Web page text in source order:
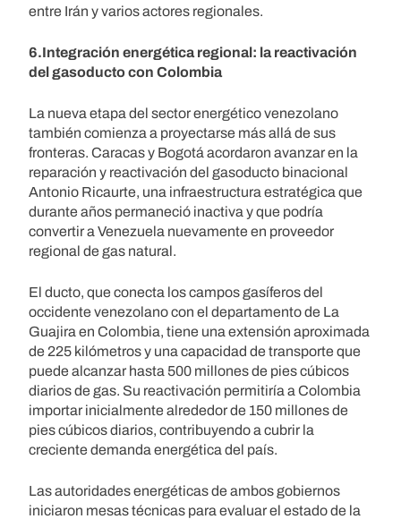
entre Irán y varios actores regionales.
6.Integración energética regional: la reactivación
del gasoducto con Colombia
La nueva etapa del sector energético venezolano
también comienza a proyectarse más allá de sus
fronteras. Caracas y Bogotá acordaron avanzar en la
reparación y reactivación del gasoducto binacional
Antonio Ricaurte, una infraestructura estratégica que
durante años permaneció inactiva y que podría
convertir a Venezuela nuevamente en proveedor
regional de gas natural.
El ducto, que conecta los campos gasíferos del
occidente venezolano con el departamento de La
Guajira en Colombia, tiene una extensión aproximada
de 225 kilómetros y una capacidad de transporte que
puede alcanzar hasta 500 millones de pies cúbicos
diarios de gas. Su reactivación permitiría a Colombia
importar inicialmente alrededor de 150 millones de
pies cúbicos diarios, contribuyendo a cubrir la
creciente demanda energética del país.
Las autoridades energéticas de ambos gobiernos
iniciaron mesas técnicas para evaluar el estado de la